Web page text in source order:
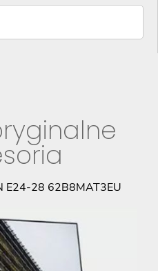
E24-28 62B8MAT3EU